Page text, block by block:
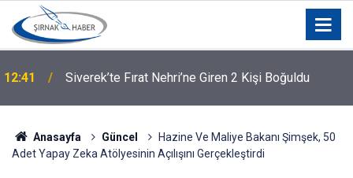
11:46
Babasına Böbrek Nakli
Anasayfa Güncel
Hazine Ve Maliye Bakanı Şimşek, 50
Adet Yapay Zeka Atölyesinin Açılışını Gerçekleştirdi